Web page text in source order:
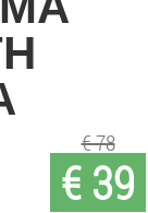
€ 39
€ 78